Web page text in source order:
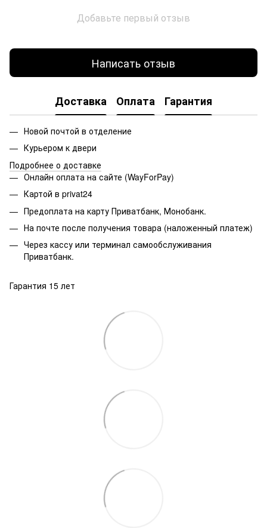
Добавьте первый отзыв
Написать отзыв
Доставка Оплата Гарантия
Новой почтой в отделение
Курьером к двери
Подробнее о доставке
Онлайн оплата на сайте (WayForPay)
Картой в privat24
Предоплата на карту Приватбанк, Монобанк.
На почте после получения товара (наложенный платеж)
Через кассу или терминал самообслуживания
Приватбанк.
Гарантия 15 лет